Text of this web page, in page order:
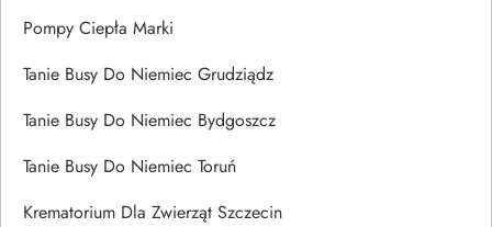
Pompy Ciepła Marki
Tanie Busy Do Niemiec Grudziądz
Tanie Busy Do Niemiec Bydgoszcz
Tanie Busy Do Niemiec Toruń
Krematorium Dla Zwierząt Szczecin